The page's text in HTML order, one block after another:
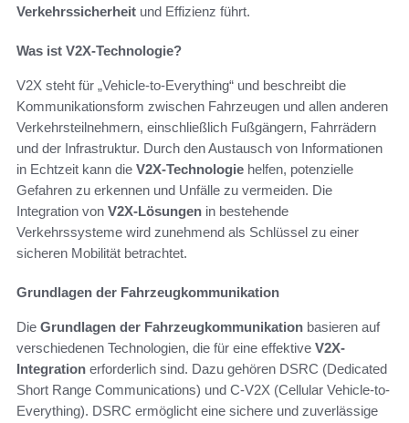
Verkehrssicherheit und Effizienz führt.
Was ist V2X-Technologie?
V2X steht für „Vehicle-to-Everything“ und beschreibt die
Kommunikationsform zwischen Fahrzeugen und allen anderen
Verkehrsteilnehmern, einschließlich Fußgängern, Fahrrädern
und der Infrastruktur. Durch den Austausch von Informationen
in Echtzeit kann die V2X-Technologie helfen, potenzielle
Gefahren zu erkennen und Unfälle zu vermeiden. Die
Integration von V2X-Lösungen in bestehende
Verkehrssysteme wird zunehmend als Schlüssel zu einer
sicheren Mobilität betrachtet.
Grundlagen der Fahrzeugkommunikation
Die Grundlagen der Fahrzeugkommunikation basieren auf
verschiedenen Technologien, die für eine effektive V2X-
Integration erforderlich sind. Dazu gehören DSRC (Dedicated
Short Range Communications) und C-V2X (Cellular Vehicle-to-
Everything). DSRC ermöglicht eine sichere und zuverlässige